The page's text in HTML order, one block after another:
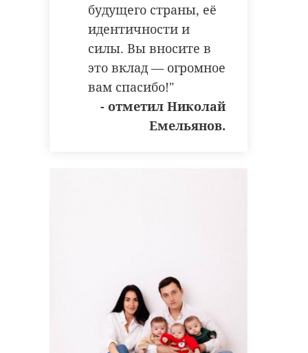
будущего страны, её
идентичности и
силы. Вы вносите в
это вклад — огромное
вам спасибо!"
- отметил Николай
Емельянов.